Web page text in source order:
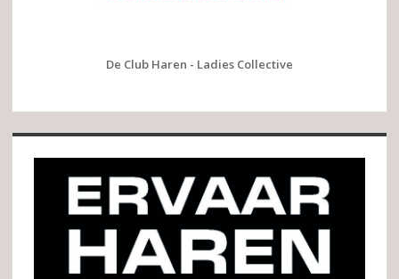
De Club Haren - Ladies Collective